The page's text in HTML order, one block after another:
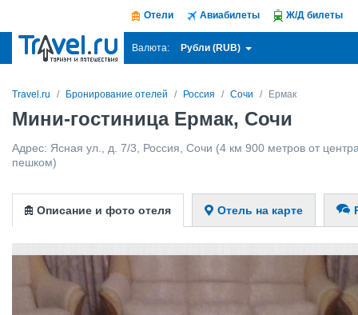
Отели Авиабилеты Ж/Д билеты
Валюта: Рубли (RUB)
Travel.ru Бронирование отелей Россия Сочи Ермак
Мини-гостиница Ермак, Сочи
Адрес: Ясная ул., д. 7/3 Россия Сочи (4 км 900 метров от
пешком)
Описание и фото отеля Отель на карте